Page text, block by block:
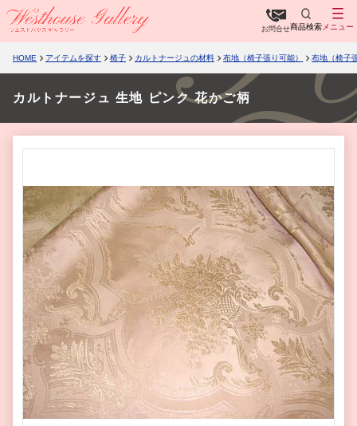
お問合せ商品検索 メニュー
HOME アイテムを探す 椅子 カルトナージュの材料 布地（椅子張り可能） 布地（椅子
カルトナージュ 生地 ピンク 花かご柄